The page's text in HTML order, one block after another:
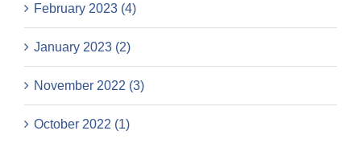
February 2023 (4)
January 2023 (2)
November 2022 (3)
October 2022 (1)